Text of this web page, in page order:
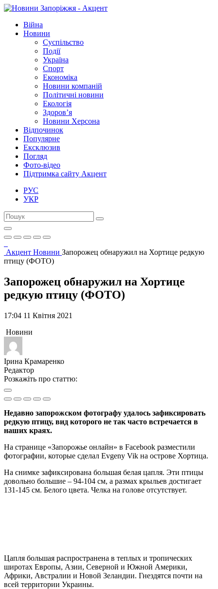
Війна
Новини
Суспільство
Події
Україна
Спорт
Економіка
Новини компаній
Політичні новини
Екологія
Здоров’я
Новини Херсона
Відпочинок
Популярне
Ексклюзив
Погляд
Фото-відео
Підтримка сайту Акцент
РУС
УКР
Акцент Новини Запорожец обнаружил на Хортице редкую
птицу (ФОТО)
Запорожец обнаружил на Хортице
редкую птицу (ФОТО)
17:04 11 Квітня 2021
Новини
Ірина Крамаренко
Редактор
Розкажіть про статтю:
Недавно запорожском фотографу удалось зафиксировать
редкую птицу, вид которого не так часто встречается в
наших краях.
На странице «Запорожье онлайн» в Facebook разместили
фотографии, которые сделал Evgeny Vik на острове Хортица.
На снимке зафиксирована большая белая цапля. Эти птицы
довольно большие – 94-104 см, а размах крыльев достигает
131-145 см. Белого цвета. Челка на голове отсутствует.
Цапля большая распространена в теплых и тропических
широтах Европы, Азии, Северной и Южной Америки,
Африки, Австралии и Новой Зеландии. Гнездятся почти на
всей территории Украины.